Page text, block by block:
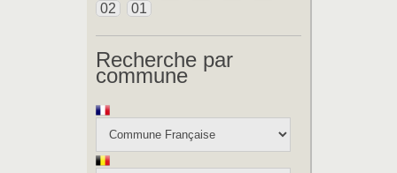
02
01
Recherche par
commune